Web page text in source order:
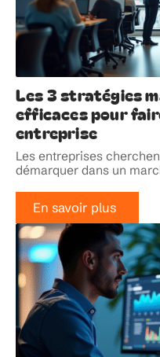
Les 3 stratégies
efficaces pour
entreprise
Les entreprises
démarquer dans un
En savoir plus